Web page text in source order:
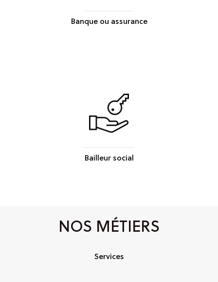
Banque ou assurance
Bailleur social
NOS MÉTIERS
Services